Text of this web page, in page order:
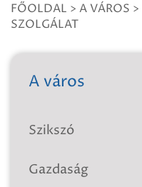
FŐOLDAL > A VÁROS >
SZOLGÁLAT
A város
Szikszó
Gazdaság